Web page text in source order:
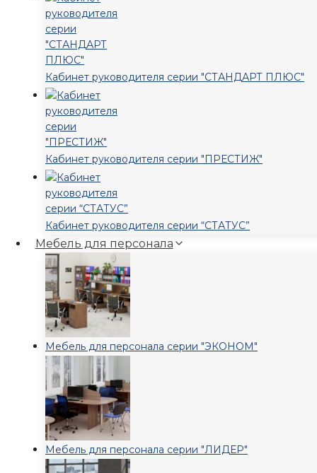
Кабинет руководителя серии "СТАНДАРТ ПЛЮС"
Кабинет руководителя серии "ПРЕСТИЖ"
Кабинет руководителя серии “СТАТУС”
Мебель для персонала
Мебель для персонала серии "ЭКОНОМ"
Мебель для персонала серии "ЛИДЕР"